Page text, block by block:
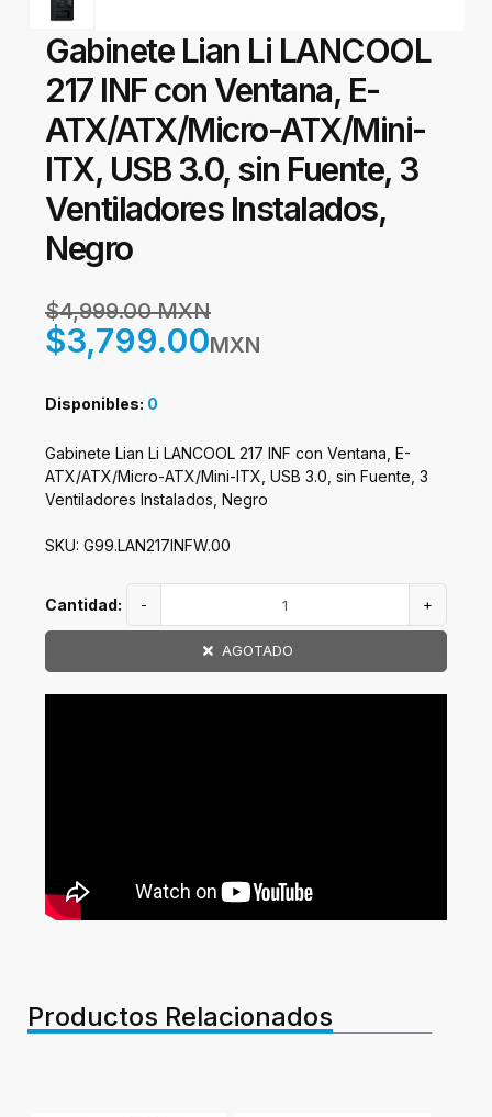
Gabinete Lian Li LANCOOL
217 INF con Ventana, E-
ATX/ATX/Micro-ATX/Mini-
ITX, USB 3.0, sin Fuente, 3
Ventiladores Instalados,
Negro
$4,999.00 MXN
$3,799.00MXN
Disponibles: 0
Gabinete Lian Li LANCOOL 217 INF con Ventana, E-
ATX/ATX/Micro-ATX/Mini-ITX, USB 3.0, sin Fuente, 3
Ventiladores Instalados, Negro
SKU: G99.LAN217INFW.00
Cantidad: - +
AGOTADO
Productos Relacionados